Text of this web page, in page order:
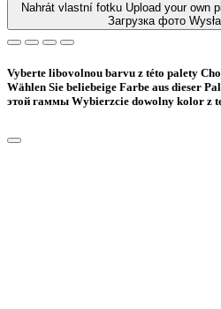
Nahrát vlastní fotku Upload your own
Загрузка фото
Vyberte libovolnou barvu z této palety
Wählen Sie beliebeige Farbe aus dieser
этой гаммы Wybierzcie dowolny kolor z